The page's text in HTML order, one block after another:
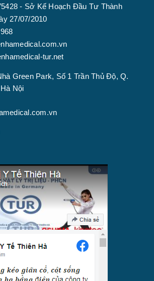
- Sở Kế Hoạch Đầu Tư Thành
27/07/2010
tur.net
Green Park, Số 1 Trần Thủ Độ, Q.
Nội